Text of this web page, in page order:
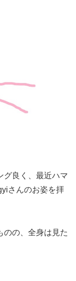
グ良く、最近ハマ
さんのお姿を拝
のの、全身は見た